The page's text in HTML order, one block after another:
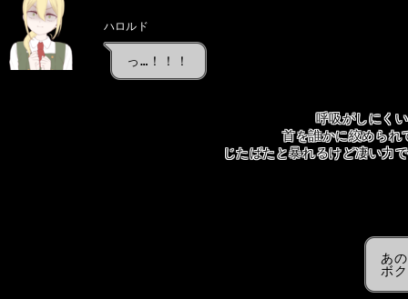
ハロルド
っ…！！！
呼吸がしにくい
首を誰かに絞められ
じたばたと暴れるけど凄い力
あ
ボ